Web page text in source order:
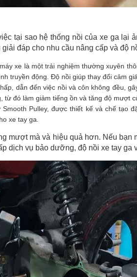
tại sao hệ thống nồi của xe ga lại
đáp cho nhu cầu nâng cấp và độ
xe là một trải nghiệm thường xuyên
truyền động. Độ nồi giúp thay đổi cảm
dẫn đến việc nồi và côn không đều,
từ đó làm giảm tiếng ồn và tăng độ mượt
Pulley, được thiết kế và chế tạo
xe tay ga.
mượt mà và hiệu quả hơn. Nếu bạn
dịch vụ bảo dưỡng, độ nồi xe tay